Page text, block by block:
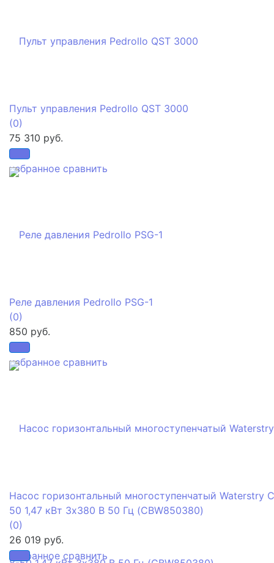
избранное сравнить
Пульт управления Pedrollo QST 3000
(0)
75 310 руб.
избранное сравнить
Реле давления Pedrollo PSG-1
(0)
850 руб.
избранное сравнить
Насос горизонтальный многоступенчатый Waterstry
50 1,47 кВт 3x380 В 50 Гц (CBW850380)
(0)
26 019 руб.